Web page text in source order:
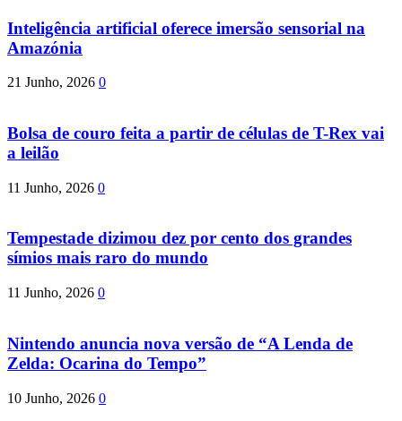
Inteligência artificial oferece imersão sensorial na
Amazónia
21 Junho, 2026 0
Bolsa de couro feita a partir de células de T-Rex vai
a leilão
11 Junho, 2026 0
Tempestade dizimou dez por cento dos grandes
símios mais raro do mundo
11 Junho, 2026 0
Nintendo anuncia nova versão de “A Lenda de
Zelda: Ocarina do Tempo”
10 Junho, 2026 0